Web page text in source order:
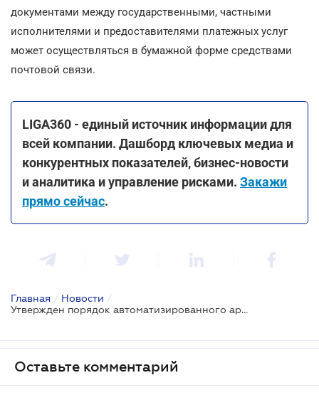
документами между государственными, частными
исполнителями и предоставителями платежных услуг
может осуществляться в бумажной форме средствами
почтовой связи.
LIGA360 - единый источник информации для
всей компании. Дашборд ключевых медиа и
конкурентных показателей, бизнес-новости
и аналитика и управление рисками. Закажи
прямо сейчас.
Главная / Новости /
Утвержден порядок автоматизированного ареста электронных денег должников
Оставьте комментарий